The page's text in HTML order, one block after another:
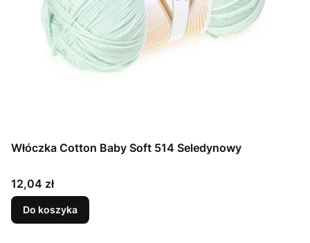
Włóczka Cotton Baby Soft 514 Seledynowy
Cena
12,04 zł
Do koszyka